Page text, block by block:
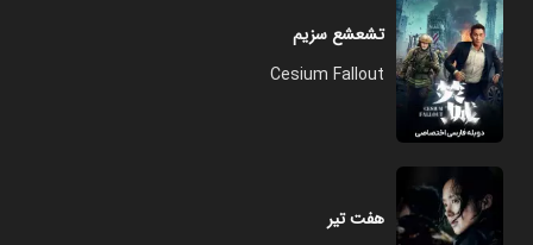
تشعشع سزیم
Cesium Fallout
هفت تیر